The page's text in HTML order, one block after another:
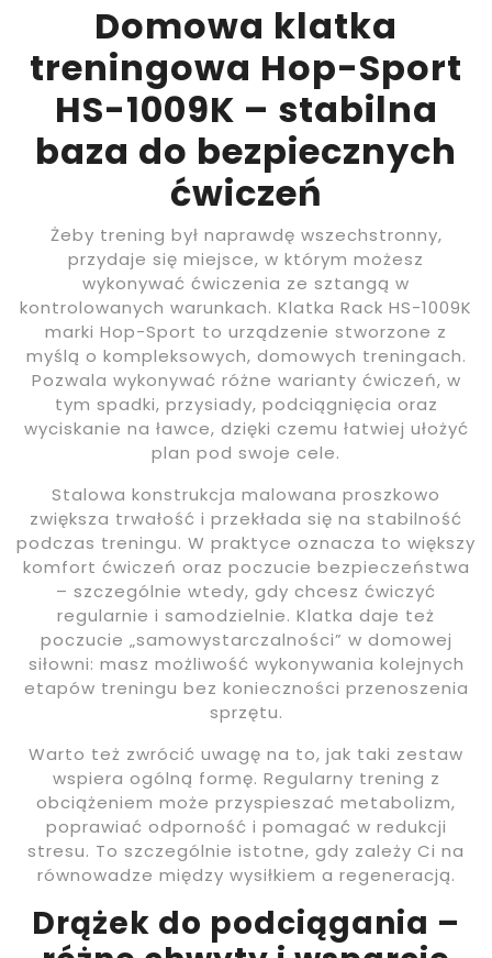
Domowa klatka
treningowa Hop-Sport
HS-1009K – stabilna
baza do bezpiecznych
ćwiczeń
Żeby trening był naprawdę wszechstronny,
przydaje się miejsce, w którym możesz
wykonywać ćwiczenia ze sztangą w
kontrolowanych warunkach. Klatka Rack HS-1009K
marki Hop-Sport to urządzenie stworzone z
myślą o kompleksowych, domowych treningach.
Pozwala wykonywać różne warianty ćwiczeń, w
tym spadki, przysiady, podciągnięcia oraz
wyciskanie na ławce, dzięki czemu łatwiej ułożyć
plan pod swoje cele.
Stalowa konstrukcja malowana proszkowo
zwiększa trwałość i przekłada się na stabilność
podczas treningu. W praktyce oznacza to większy
komfort ćwiczeń oraz poczucie bezpieczeństwa
– szczególnie wtedy, gdy chcesz ćwiczyć
regularnie i samodzielnie. Klatka daje też
poczucie „samowystarczalności” w domowej
siłowni: masz możliwość wykonywania kolejnych
etapów treningu bez konieczności przenoszenia
sprzętu.
Warto też zwrócić uwagę na to, jak taki zestaw
wspiera ogólną formę. Regularny trening z
obciążeniem może przyspieszać metabolizm,
poprawiać odporność i pomagać w redukcji
stresu. To szczególnie istotne, gdy zależy Ci na
równowadze między wysiłkiem a regeneracją.
Drążek do podciągania –